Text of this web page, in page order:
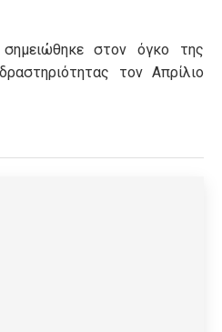
στον όγκο της
τον Απρίλιο